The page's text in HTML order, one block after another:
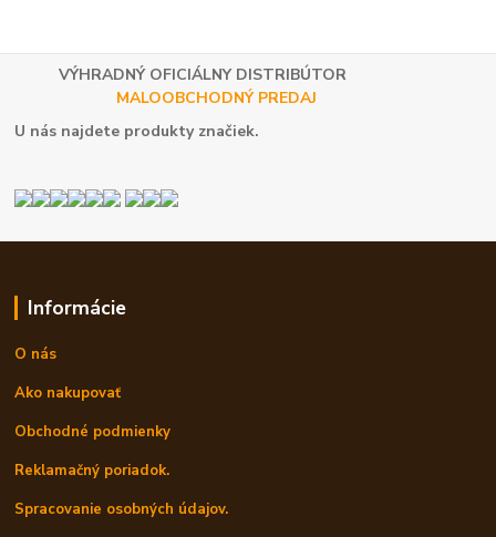
VÝHRADNÝ OFICIÁLNY DISTRIBÚTOR
MALOOBCHODNÝ PREDAJ
U nás najdete produkty značiek.
Informácie
O nás
Ako nakupovať
Obchodné podmienky
Reklamačný poriadok.
Spracovanie osobných údajov.